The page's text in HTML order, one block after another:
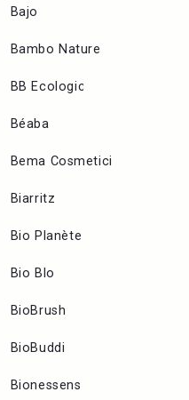
Bajo
Bambo Nature
BB Ecologic
Béaba
Bema Cosmetici
Biarritz
Bio Planète
Bio Blo
BioBrush
BioBuddi
Bionessens